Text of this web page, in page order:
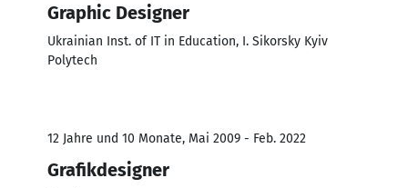
Graphic Designer
Ukrainian Inst. of IT in Education, I. Sikorsky Kyiv
Polytech
12 Jahre und 10 Monate, Mai 2009 - Feb. 2022
Grafikdesigner